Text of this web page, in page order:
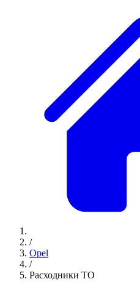
/
Opel
/
Расходники ТО